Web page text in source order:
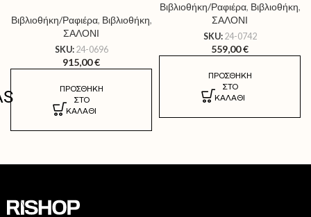
Βιβλιοθήκη/Ραφιέρα, Βιβλιοθήκη,
ΣΑΛΟΝΙ
SKU: 24-0696
915,00€
ΠΡΟΣΘΉΚΗ
ΣΤΟ
ΚΑΛΆΘΙ
Βιβλιοθήκη/Ραφιέρα, Βιβλιοθήκη,
ΣΑΛΟΝΙ
SKU: 24-0742
559,00€
ΠΡΟΣΘΉΚΗ
ΣΤΟ
ΚΑΛΆΘΙ